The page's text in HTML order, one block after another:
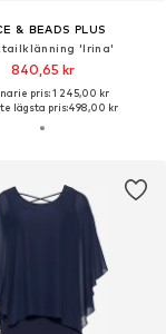
& BEADS PLUS
'Irina'
840,65 kr
pris: 1 245,00 kr
lägsta pris:498,00 kr